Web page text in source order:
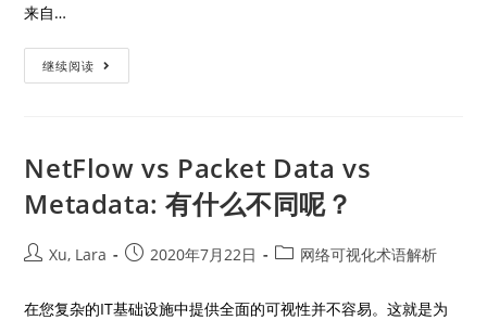
来自…
继续阅读
NetFlow vs Packet Data vs
Metadata: 有什么不同呢？
Xu, Lara 2020年7月22日 网络可视化术语解析
在您复杂的IT基础设施中提供全面的可视性并不容易。这就是为